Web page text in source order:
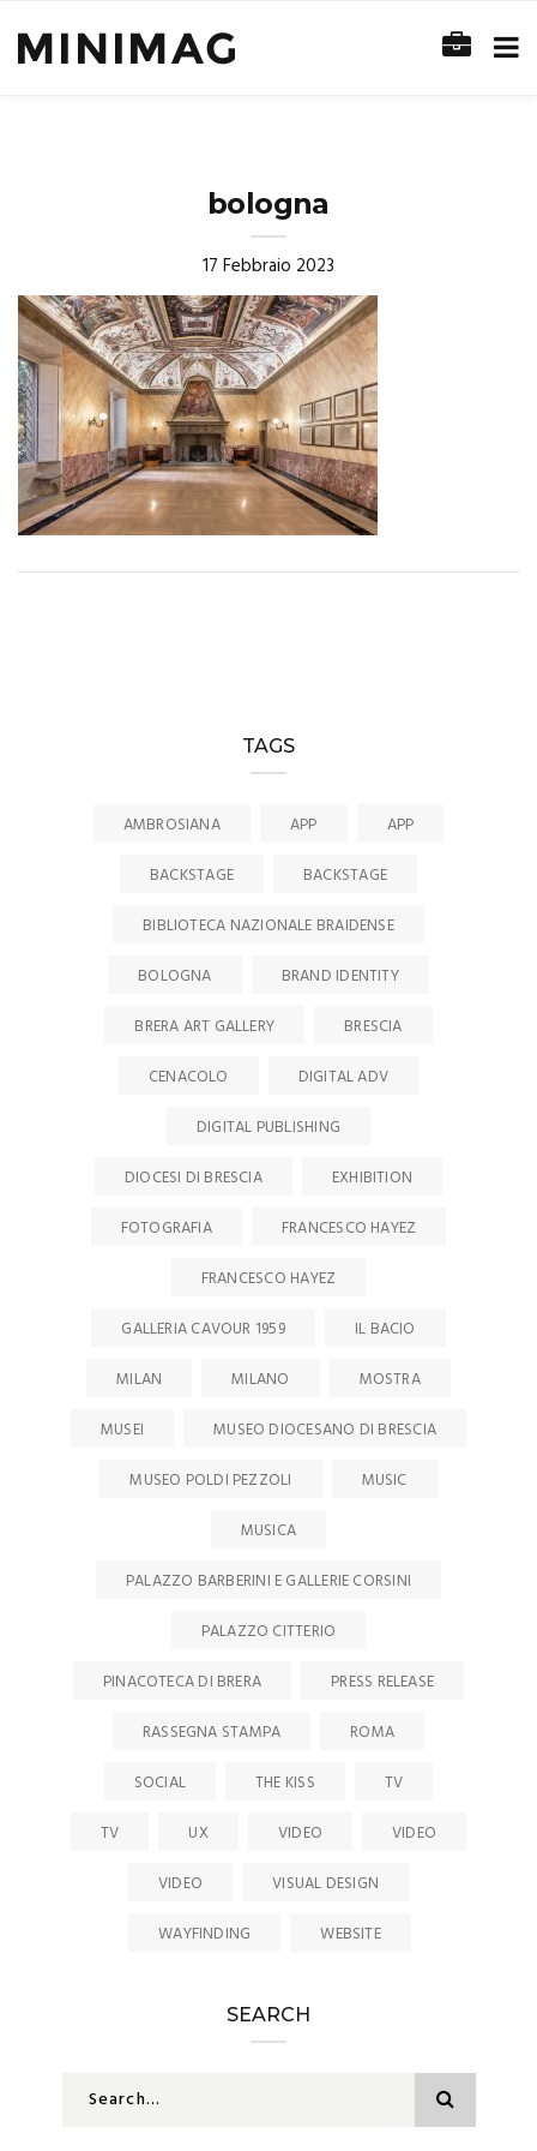
bologna
17 Febbraio 2023
TAGS
AMBROSIANA APP
APP
BACKSTAGE
BACKSTAGE
BIBLIOTECA NAZIONALE BRAIDENSE
BOLOGNA
BRAND IDENTITY
BRERA ART GALLERY
BRESCIA
CENACOLO
DIGITAL ADV
DIGITAL PUBLISHING
DIOCESI DI BRESCIA
EXHIBITION
FOTOGRAFIA
FRANCESCO HAYEZ
FRANCESCO HAYEZ
GALLERIA CAVOUR 1959
IL BACIO
MILAN
MILANO
MOSTRA
MUSEI
MUSEO DIOCESANO DI BRESCIA
MUSEO POLDI PEZZOLI
MUSIC
MUSICA
PALAZZO BARBERINI E GALLERIE CORSINI
PALAZZO CITTERIO
PINACOTECA DI BRERA
PRESS RELEASE
RASSEGNA STAMPA
ROMA
SOCIAL
THE KISS
TV
TV
UX VIDEO
VIDEO
VIDEO
VISUAL DESIGN
WAYFINDING
WEBSITE
SEARCH